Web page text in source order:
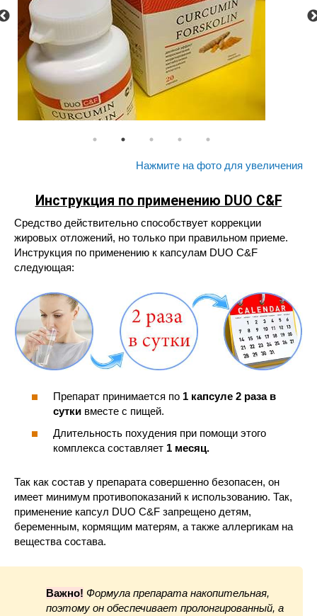
Нажмите на фото для увеличения
Инструкция по применению DUO C&F
Средство действительно способствует коррекции
жировых отложений, но только при правильном приеме.
Инструкция по применению к капсулам DUO C&F
следующая:
Препарат принимается по 1 капсуле 2 раза в
сутки вместе с пищей.
Длительность похудения при помощи этого
комплекса составляет 1 месяц.
Так как состав у препарата совершенно безопасен, он
имеет минимум противопоказаний к использованию. Так,
применение капсул DUO C&F запрещено детям,
беременным, кормящим матерям, а также аллергикам на
вещества состава.
Важно! Формула препарата накопительная,
поэтому он обеспечивает пролонгированный, а